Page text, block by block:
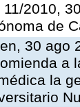
11/2010,
de
30 ago
a
la